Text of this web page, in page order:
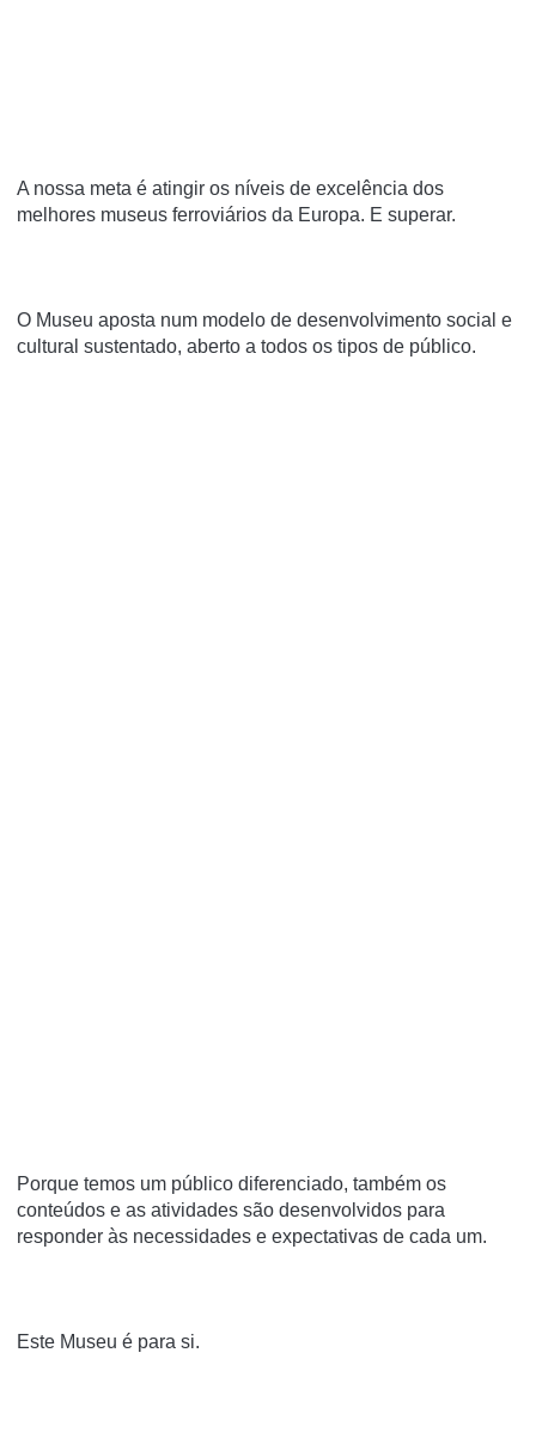
A nossa meta é atingir os níveis de excelência dos
melhores museus ferroviários da Europa. E superar.
O Museu aposta num modelo de desenvolvimento social e
cultural sustentado, aberto a todos os tipos de público.
Porque temos um público diferenciado, também os
conteúdos e as atividades são desenvolvidos para
responder às necessidades e expectativas de cada um.
Este Museu é para si.